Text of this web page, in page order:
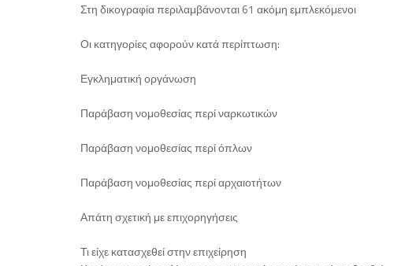
Στη δικογραφία περιλαμβάνονται 61 ακόμη εμπλεκόμενοι
Οι κατηγορίες αφορούν κατά περίπτωση:
Εγκληματική οργάνωση
Παράβαση νομοθεσίας περί ναρκωτικών
Παράβαση νομοθεσίας περί όπλων
Παράβαση νομοθεσίας περί αρχαιοτήτων
Απάτη σχετική με επιχορηγήσεις
Τι είχε κατασχεθεί στην επιχείρηση